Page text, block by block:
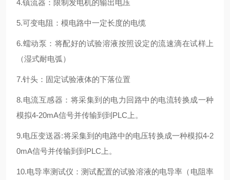
4.镇流器：限制发电机的输出电压
5.可变电阻：模电路中一定长度的电缆
6.蠕动泵：将配好的试验溶液按照设定的流速滴在试样上
（湿式耐电弧）
7.针头：固定试验液体的下落位置
8.电流互感器：将采集到的电力回路中的电流转换成一种
模拟4-20mA信号并传输到到PLC上。
9.电压变送器:将采集到的电路中的电压转换成一种模拟4-2
0mA信号并传输到到PLC上。
10.电导率测试仪：测试配置的试验溶液的电导率（电阻率